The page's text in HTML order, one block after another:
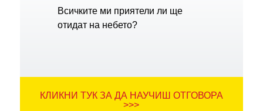
Всичките ми приятели ли ще
отидат на небето?
КЛИКНИ ТУК ЗА ДА НАУЧИШ ОТГОВОРА
>>>